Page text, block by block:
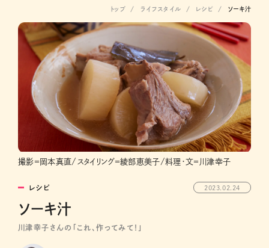
トップ ライフスタイル レシピ ソーキ汁
撮影＝岡本真直/スタイリング＝綾部恵美子/料理・文＝川津幸子
レシピ 2023.02.24
ソーキ汁
川津幸子さんの「これ、作ってみて！」